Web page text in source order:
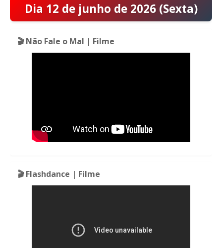
Dia 12 de junho de 2026 (Sexta)
🎬 Não Fale o Mal | Filme
🎬 Flashdance | Filme